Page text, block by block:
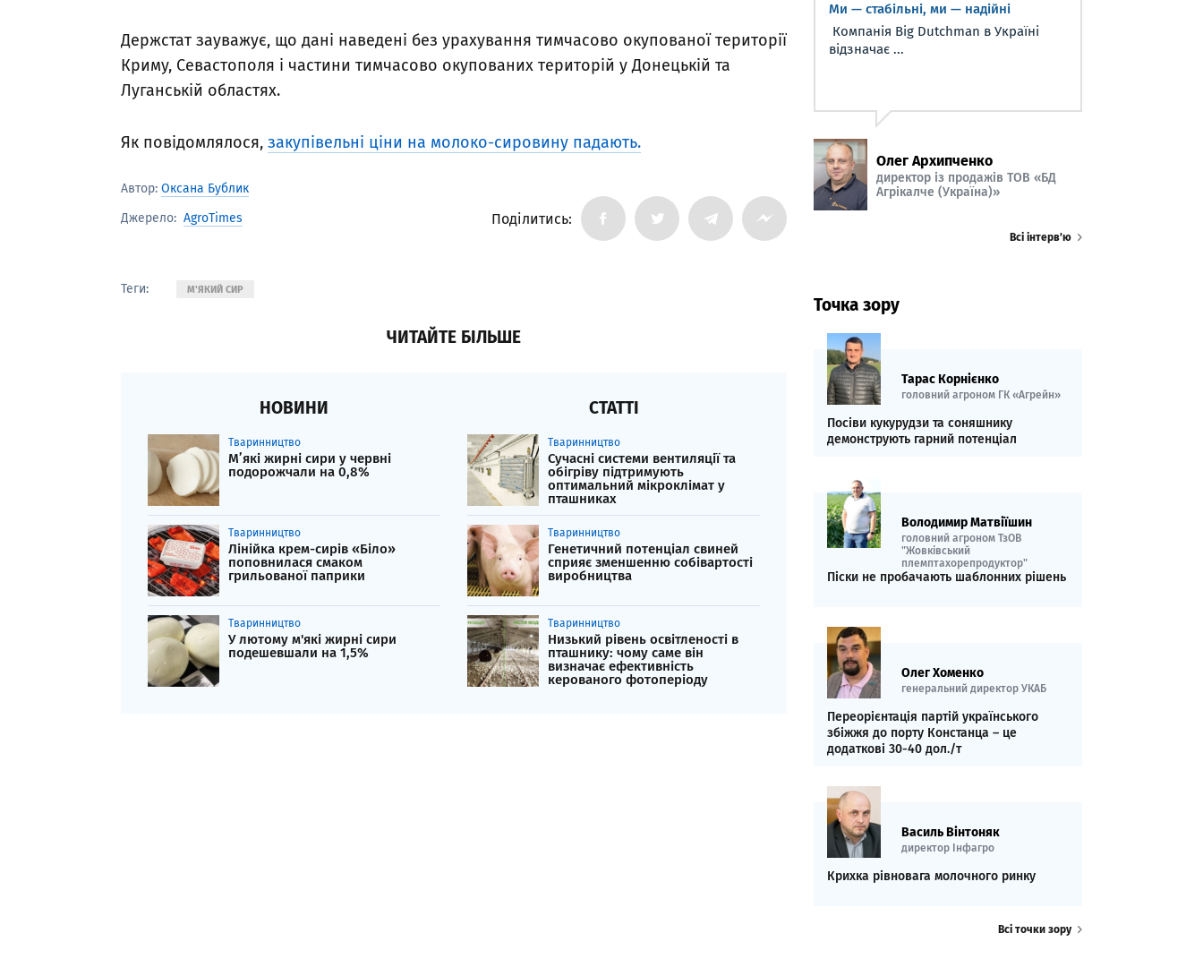
Держстат зауважує, що дані наведені без урахування тимчасово окупованої території
Криму, Севастополя і частини тимчасово окупованих територій у Донецькій та
Луганській областях.
Як повідомлялося, закупівельні ціни на молоко-сировину падають.
Автор: Оксана Бублик
Джерело: AgroTimes Поділитись:
Теги: М'ЯКИЙ СИР
ЧИТАЙТЕ БІЛЬШЕ
НОВИНИ
Тваринництво
М’які жирні сири у червні
подорожчали на 0,8%
Тваринництво
Лінійка крем-сирів «Біло»
поповнилася смаком
грильованої паприки
Тваринництво
У лютому м'які жирні сири
подешевшали на 1,5%
СТАТТІ
Тваринництво
Сучасні системи вентиляції та
обігріву підтримують
оптимальний мікроклімат у
пташниках
Тваринництво
Генетичний потенціал свиней
сприяє зменшенню собівартості
виробництва
Тваринництво
Низький рівень освітленості в
пташнику: чому саме він
визначає ефективність
керованого фотоперіоду
Ми — стабільні, ми — надійні
Компанія Big Dutchman в Україні
відзначає ...
Олег Архипченко
директор із продажів ТОВ «БД
Агрікалче (Україна)»
Всі інтерв’ю
Точка зору
Тарас Корнієнко
головний агроном ГК «Агрейн»
Посіви кукурудзи та соняшнику
демонструють гарний потенціал
Володимир Матвіїшин
головний агроном ТзОВ
"Жовківський
племптахорепродуктор"
Піски не пробачають шаблонних рішень
Олег Хоменко
генеральний директор УКАБ
Переорієнтація партій українського
збіжжя до порту Констанца – це
додаткові 30-40 дол./т
Василь Вінтоняк
директор Інфагро
Крихка рівновага молочного ринку
Всі точки зору